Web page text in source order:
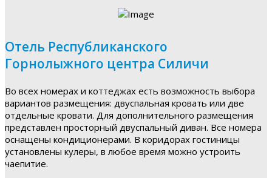
Отель Республиканского
Горнолыжного центра Силичи
Во всех номерах и коттеджах есть возможность выбора
вариантов размещения: двуспальная кровать или две
отдельные кровати. Для дополнительного размещения
представлен просторный двуспальный диван. Все номера
оснащены кондиционерами. В коридорах гостиницы
установлены кулеры, в любое время можно устроить
чаепитие.